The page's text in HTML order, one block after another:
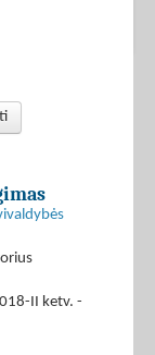
II ketv. -